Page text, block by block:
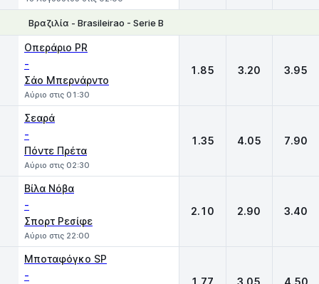
Βραζιλία - Brasileirao - Serie Β
Οπεράριο PR
-
Σάο Μπερνάρντο
Αύριο στις 01:30
1.85 3.20 3.95
Σεαρά
-
Πόντε Πρέτα
Αύριο στις 02:30
1.35 4.05 7.90
Βίλα Νόβα
-
Σπορτ Ρεσίφε
Αύριο στις 22:00
2.10 2.90 3.40
Μποταφόγκο SP
- 1.77 3.05 4.50